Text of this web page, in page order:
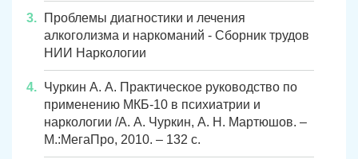
Проблемы диагностики и лечения
алкоголизма и наркоманий - Сборник трудов
НИИ Наркологии
Чуркин А. А. Практическое руководство по
применению МКБ-10 в психиатрии и
наркологии /А. А. Чуркин, А. Н. Мартюшов. –
М.:МегаПро, 2010. – 132 с.